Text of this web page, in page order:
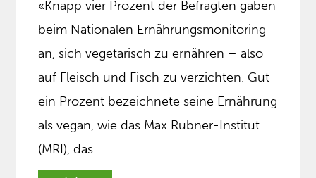
«Knapp vier Prozent der Befragten gaben
beim Nationalen Ernährungsmonitoring
an, sich vegetarisch zu ernähren – also
auf Fleisch und Fisch zu verzichten. Gut
ein Prozent bezeichnete seine Ernährung
als vegan, wie das Max Rubner-Institut
(MRI), das...